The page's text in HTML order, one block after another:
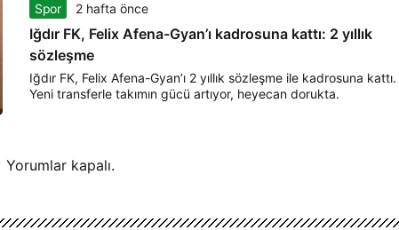
Spor 2 hafta önce
Iğdır FK, Felix Afena-Gyan’ı kadrosuna kattı: 2 yıllık
sözleşme
Iğdır FK, Felix Afena-Gyan’ı 2 yıllık sözleşme ile kadrosuna kattı.
Yeni transferle takımın gücü artıyor, heyecan dorukta.
Yorumlar kapalı.